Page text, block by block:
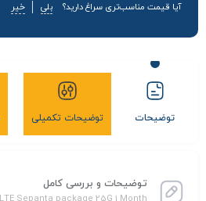
آیا قیمت مناسب‌تری سراغ دارید؟ بلی خیر
توضیحات توضیحات تکمیلی
توضیحات و بررسی کامل